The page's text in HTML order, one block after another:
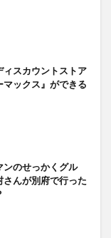
ィスカウントストア
マックス』ができる
ンのせっかくグル
さんが別府で行った